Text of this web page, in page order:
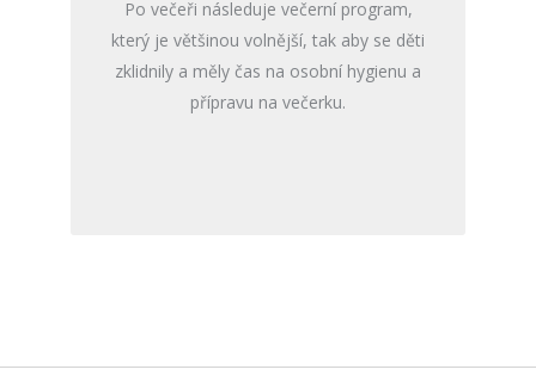
Po večeři následuje večerní program,
který je většinou volnější, tak aby se děti
zklidnily a měly čas na osobní hygienu a
přípravu na večerku.